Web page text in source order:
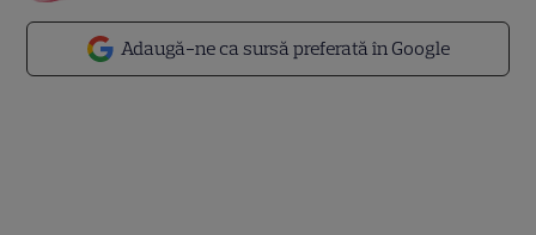
Adaugă-ne ca sursă preferată în Google